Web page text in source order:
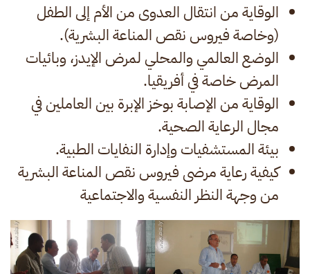
الوقاية من انتقال العدوى من الأم إلى الطفل
(وخاصة فيروس نقص المناعة البشرية).
الوضع العالمي والمحلي لمرض الإيدز، وبائيات
المرض خاصة في أفريقيا.
الوقاية من الإصابة بوخز الإبرة بين العاملين في
مجال الرعاية الصحية.
بيئة المستشفيات وإدارة النفايات الطبية.
كيفية رعاية مرضى فيروس نقص المناعة البشرية
من وجهة النظر النفسية والاجتماعية